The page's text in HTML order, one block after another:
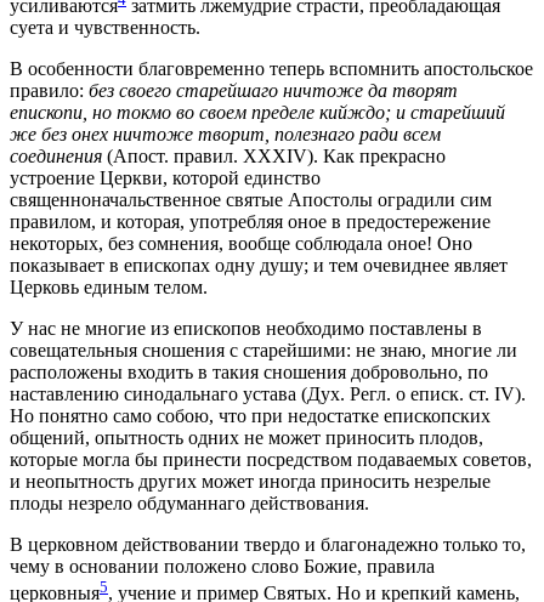
усиливаются
затмить лжемудрие страсти, преобладающая
суета и чувственность.
В особенности благовременно теперь вспомнить апостольское
правило: без своего старейшаго ничтоже да творят
епископи, но токмо во своем пределе кийждо; и старейший
же без онех ничтоже творит, полезнаго ради всем
соединения (Апост. правил. XXXIV). Как прекрасно
устроение Церкви, которой единство
священноначальственное святые Апостолы оградили сим
правилом, и которая, употребляя оное в предостережение
некоторых, без сомнения, вообще соблюдала оное! Оно
показывает в епископах одну душу; и тем очевиднее являет
Церковь единым телом.
У нас не многие из епископов необходимо поставлены в
совещательныя сношения с старейшими: не знаю, многие ли
расположены входить в такия сношения добровольно, по
наставлению синодальнаго устава (Дух. Регл. о еписк. ст. IV).
Но понятно само собою, что при недостатке епископских
общений, опытность одних не может приносить плодов,
которые могла бы принести посредством подаваемых советов,
и неопытность других может иногда приносить незрелые
плоды незрело обдуманнаго действования.
В церковном действовании твердо и благонадежно только то,
чему в основании положено слово Божие, правила
церковныя5, учение и пример Святых. Но и крепкий камень,